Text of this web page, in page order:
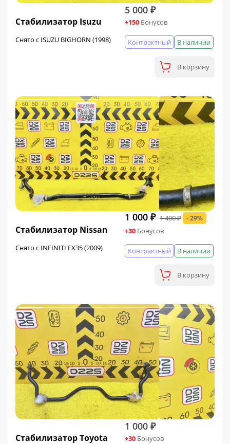
Стабилизатор Isuzu
Снято с ISUZU BIGHORN (1998)
5 000 ₽
+150 Бонусов
В наличии
Контрактный
В корзину
Стабилизатор Nissan
Снято с INFINITI FX35 (2009)
1 000 ₽ 1 400 ₽ - 29%
+30 Бонусов
В наличии
Контрактный
В корзину
Стабилизатор Toyota
1 000 ₽
+30 Бонусов